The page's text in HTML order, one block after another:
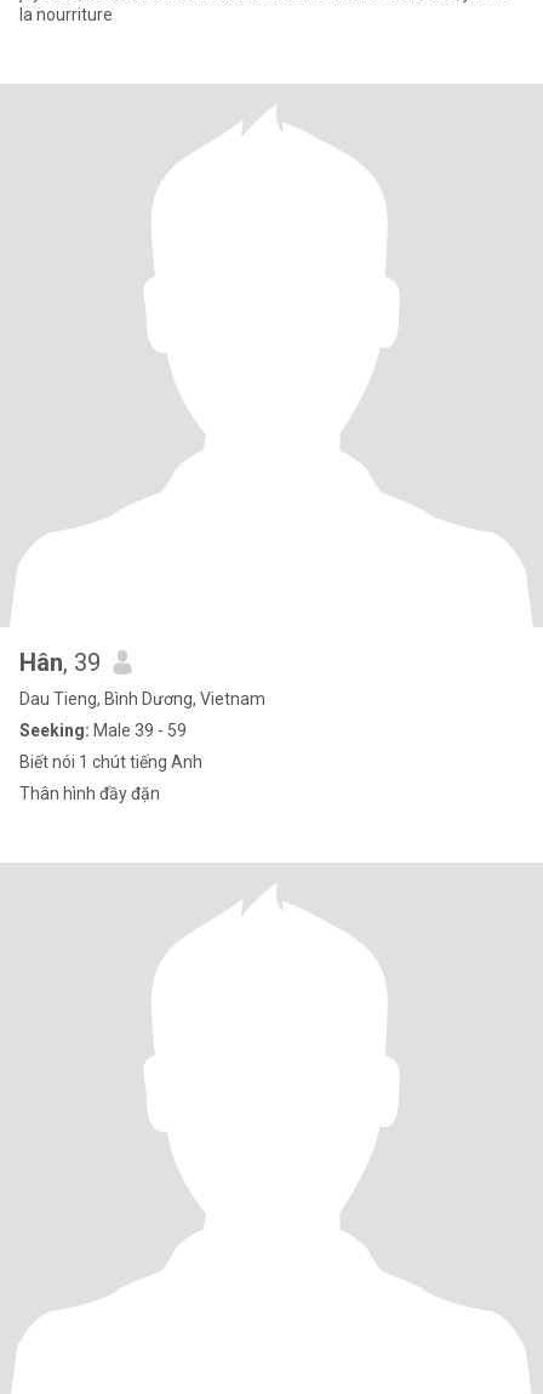
la nourriture
Hân, 39
Dau Tieng, Bình Dương, Vietnam
Seeking: Male 39 - 59
Biết nói 1 chút tiếng Anh
Thân hình đầy đặn